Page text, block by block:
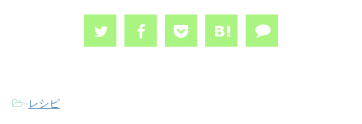
-レシピ